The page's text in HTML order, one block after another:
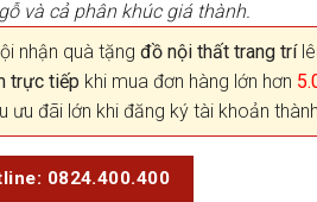
và cả phân khúc giá thành.
nhận quà tặng đồ nội thất trang trí
trực tiếp khi mua đơn hàng lớn hơn
ưu đãi lớn khi đăng ký tài khoản
0824.400.400